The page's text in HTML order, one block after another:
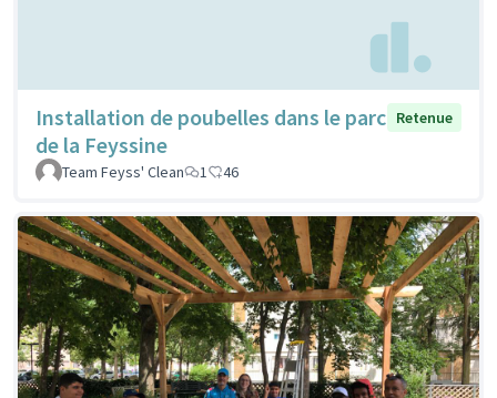
Installation de poubelles dans le parc
de la Feyssine
Retenue
Team Feyss' Clean 1 46